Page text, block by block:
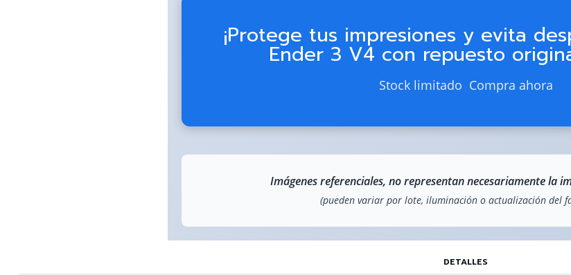
¡Protege tus impresiones y evita
Ender 3 V4 con repuesto
Stock limitado  Compra ahora
Imágenes referenciales, no representan necesariamente la
(pueden variar por lote, iluminación o actualización del
DETALLES